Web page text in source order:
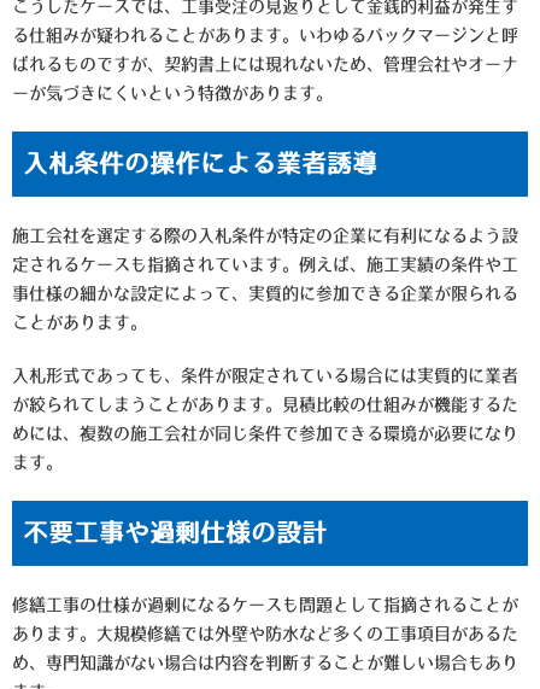
こうしたケースでは、工事受注の見返りとして金銭的利益が発生す
る仕組みが疑われることがあります。いわゆるバックマージンと呼
ばれるものですが、契約書上には現れないため、管理会社やオーナ
ーが気づきにくいという特徴があります。
入札条件の操作による業者誘導
施工会社を選定する際の入札条件が特定の企業に有利になるよう設
定されるケースも指摘されています。例えば、施工実績の条件や工
事仕様の細かな設定によって、実質的に参加できる企業が限られる
ことがあります。
入札形式であっても、条件が限定されている場合には実質的に業者
が絞られてしまうことがあります。見積比較の仕組みが機能するた
めには、複数の施工会社が同じ条件で参加できる環境が必要になり
ます。
不要工事や過剰仕様の設計
修繕工事の仕様が過剰になるケースも問題として指摘されることが
あります。大規模修繕では外壁や防水など多くの工事項目があるた
め、専門知識がない場合は内容を判断することが難しい場合もあり